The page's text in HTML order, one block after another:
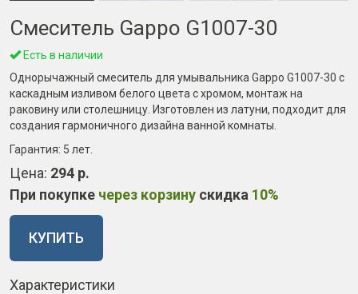
Смеситель Gappo G1007-30
Есть в наличии
Однорычажный смеситель для умывальника Gappo G1007-30 с
каскадным изливом белого цвета с хромом, монтаж на
раковину или столешницу. Изготовлен из латуни, подходит для
создания гармоничного дизайна ванной комнаты.
Гарантия: 5 лет
Цена: 294 р.
При покупке через корзину скидка 10%
КУПИТЬ
Характеристики